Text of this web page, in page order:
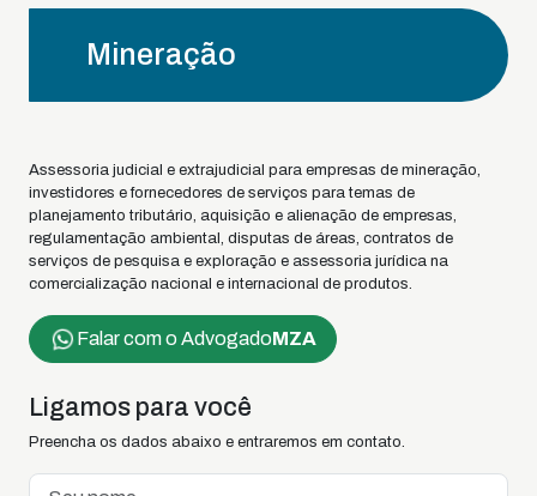
Mineração
Assessoria judicial e extrajudicial para empresas de mineração,
investidores e fornecedores de serviços para temas de
planejamento tributário, aquisição e alienação de empresas,
regulamentação ambiental, disputas de áreas, contratos de
serviços de pesquisa e exploração e assessoria jurídica na
comercialização nacional e internacional de produtos.
Falar com o AdvogadoMZA
Ligamos para você
Preencha os dados abaixo e entraremos em contato.